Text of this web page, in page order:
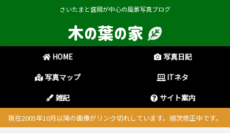
さいたまと盛岡が中心の風景写真ブログ
HOME
写真日記
写真マップ
ITネタ
雑記
サイト案内
現在2005年10月以降の画像がリンク切れしています。順次修正中です。